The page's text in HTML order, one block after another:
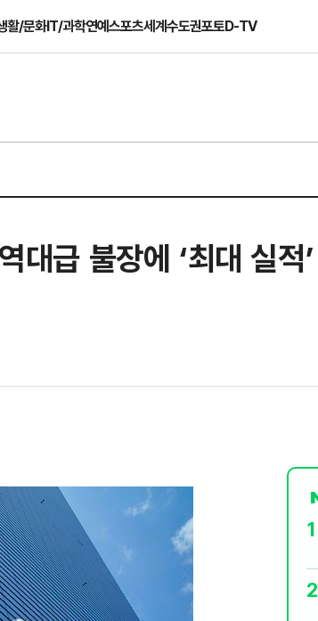
활/문화IT/과학연예스포츠세계수도권포토D-TV
급 불장에 ‘최대 실적’
1
2